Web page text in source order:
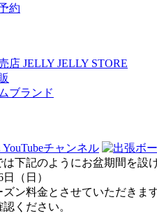
約
店 JELLY JELLY STORE
ブランド
は下記のようにお盆期間を設
（日）
ン料金とさせていただきます
ください。